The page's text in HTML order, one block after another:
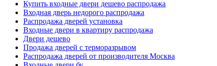
Купить входные двери дешево распродажа
Входная дверь недорого распродажа
Распродажа дверей установка
Входные двери в квартиру распродажа
Двери дешево
Продажа дверей с терморазрывом
Распродажа дверей от производителя Москва